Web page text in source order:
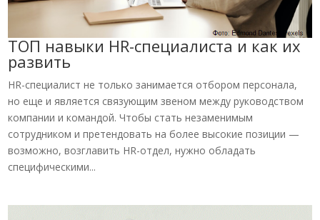
ТОП навыки HR-специалиста и как их
развить
HR-специалист не только занимается отбором персонала,
но еще и является связующим звеном между руководством
компании и командой. Чтобы стать незаменимым
сотрудником и претендовать на более высокие позиции —
возможно, возглавить HR-отдел, нужно обладать
специфическими...